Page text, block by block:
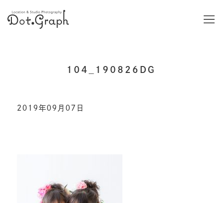
104_190826DG
2019年09月07日